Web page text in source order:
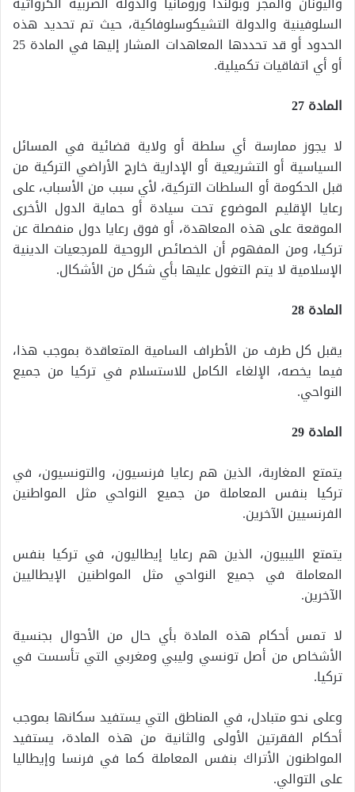
السلوفينية والدولة التشيكوسلوفاكية، حيث تم تحديد هذه
الحدود أو قد تحددها المعاهدات المشار إليها في المادة 25
أو أي اتفاقيات تكميلية.
المادة 27
لا يجوز ممارسة أي سلطة أو ولاية قضائية في المسائل
السياسية أو التشريعية أو الإدارية خارج الأراضي التركية من
قبل الحكومة أو السلطات التركية، لأي سبب من الأسباب، على
رعايا الإقليم الموضوع تحت سيادة أو حماية الدول الأخرى
الموقعة على هذه المعاهدة، أو فوق رعايا دول منفصلة عن
تركيا، ومن المفهوم أن الخصائص الروحية للمرجعيات الدينية
الإسلامية لا يتم التغول عليها بأي شكل من الأشكال.
المادة 28
يقبل كل طرف من الأطراف السامية المتعاقدة بموجب هذا،
فيما يخصه، الإلغاء الكامل للاستسلام في تركيا من جميع
النواحي.
المادة 29
يتمتع المغاربة، الذين هم رعايا فرنسيون، والتونسيون، في
تركيا بنفس المعاملة من جميع النواحي مثل المواطنين
الفرنسيين الآخرين.
يتمتع الليبيون، الذين هم رعايا إيطاليون، في تركيا بنفس
المعاملة في جميع النواحي مثل المواطنين الإيطاليين
الآخرين.
لا تمس أحكام هذه المادة بأي حال من الأحوال بجنسية
الأشخاص من أصل تونسي وليبي ومغربي التي تأسست في
تركيا.
وعلى نحو متبادل، في المناطق التي يستفيد سكانها بموجب
أحكام الفقرتين الأولى والثانية من هذه المادة، يستفيد
المواطنون الأتراك بنفس المعاملة كما في فرنسا وإيطاليا
على التوالي.